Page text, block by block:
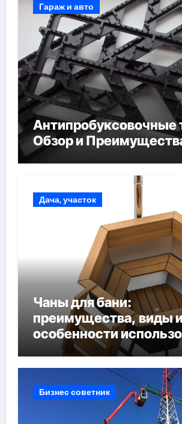
Гараж и авто
Антипробуксовочные
Обзор и
Дача, участок
Чаны для бани:
преимущества, виды
особенности
Бизнес советник